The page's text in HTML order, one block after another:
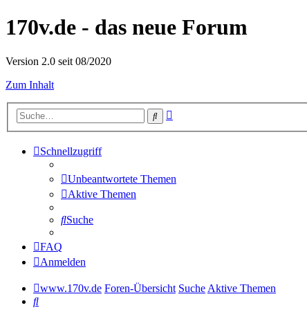
170v.de - das neue Forum
Version 2.0 seit 08/2020
Zum Inhalt
Suche
Schnellzugriff
Unbeantwortete Themen
Aktive Themen
Suche
FAQ
Anmelden
www.170v.de Foren-Übersicht SucheAktive Themen
Suche